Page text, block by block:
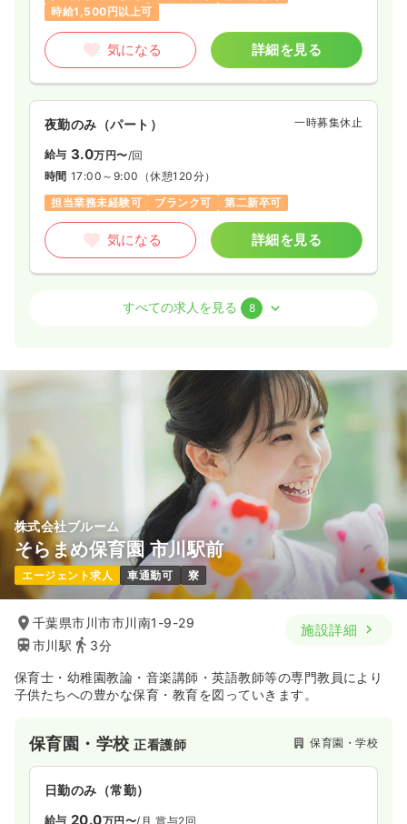
気になる 詳細を見る
※経験4年の例
時間
4週8休以上
月給40万円以上可
気になる 詳細を見る
その他
2交代（常勤）
34.1
8:30～17:15
日勤のみ（常勤） 一時募集休止
給与 賞与2回
※経験3年の例
時間 8:30～17:15
4週8休以上
月給33万円以上可
気になる 詳細を見る
時給1,500円以上可
気になる 詳細を見る
夜勤のみ（パート） 一時募集休止
給与 3.0万円〜/回
時間 17:00～9:00 （休憩120分）
担当業務未経験可
ブランク可 第二新卒可
気になる 詳細を見る
正看護師
給与 28.7 賞与2回
オンコールあり
ブランク可
月給28万円以上可
詳細を見る
オペ室(手術室)正看護師 一般病院
日勤のみ（常勤）
給与 26.7万円 /月 賞与3.7ヶ月
※経験3年の例
4週8休以上
オンコールあり
担当業務未経験可
気になる 詳細を見る
すべての求人を見る 8
株式会社ブルーム
そらまめ保育園 市川駅前
エージェント求人 車通勤可 寮
千葉県市川市市川南1-9-29
市川駅
3分
施設詳細
保育士・幼稚園教論・音楽講師・英語教師等の専門教員により
子供たちへの豊かな保育・教育を図っていきます。
保育園・学校正看護師 保育園・学校
日勤のみ（常勤）
給与 20.0万円〜/月 賞与2回